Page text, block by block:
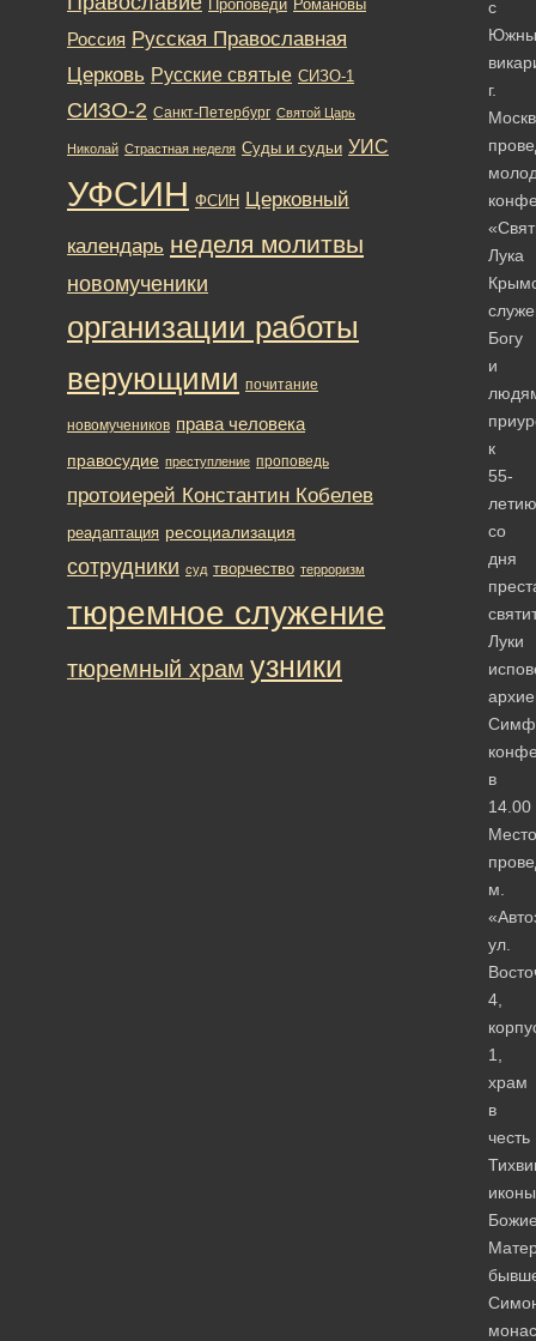
с
г.
Лука
Богу
и
к
55-
летию
со
дня
Луки
в
14.00
Место
м.
ул.
4,
1,
храм
в
честь
иконы
Проповеди Романовы
Россия Русская Православная
Церковь Русские святые СИЗО-1
СИЗО-2 Санкт-Петербург Святой Царь
Николай Страстная неделя Суды и судьи УИС
УФСИН ФСИН Церковный
календарь неделя молитвы
новомученики
организации работы
верующими почитание
новомучеников права человека
правосудие преступление проповедь
протоиерей Константин Кобелев
реадаптация ресоциализация
сотрудники суд творчество терроризм
тюремное служение
тюремный храм узники